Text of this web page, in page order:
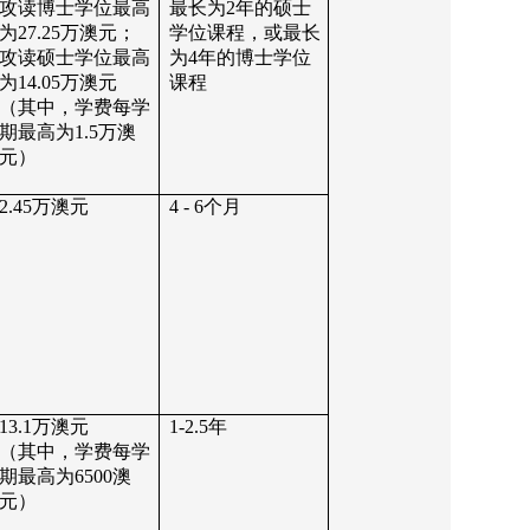
读博士学位最高
27.25万澳元；
读硕士学位最高
14.05万澳元
其中，学费每学
最高为1.5万澳
）
最长为2年的硕士
学位课程，或最长
为4年的博士学位
课程
万澳元 4 - 6个月
万澳元
其中，学费每学
最高为6500澳
）
1-2.5年